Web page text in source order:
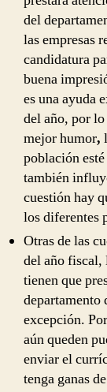
del
las empresas
candidatura
buena
es una ayuda
del año, por
mejor humor,
población
también
cuestión hay
los diferentes
Otras de las
del año fiscal,
tienen que
departamento
excepción.
aún queden
enviar el
tenga ganas